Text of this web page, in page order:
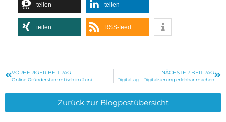
teilen teilen
teilen RSS-feed
VORHERIGER BEITRAG
Online-Gründerstammtisch im Juni
NÄCHSTER BEITRAG
Digitaltag – Digitalisierung erlebbar machen
Zurück zur Blogpostübersicht